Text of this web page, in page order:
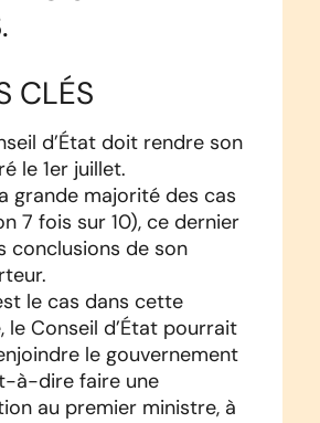
CLÉS
d’État doit rendre son
le 1er juillet.
grande majorité des cas
7 fois sur 10), ce dernier
conclusions de son
le cas dans cette
le Conseil d’État pourrait
le gouvernement
à-dire faire une
au premier ministre, à